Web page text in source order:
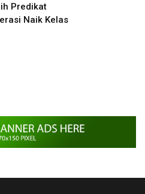
Predikat
Naik Kelas